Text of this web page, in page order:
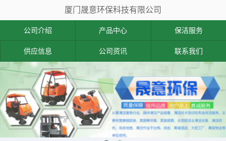
厦门晟意环保科技有限公司
公司介绍 产品中心 保洁服务
供应信息 公司资讯 联系我们